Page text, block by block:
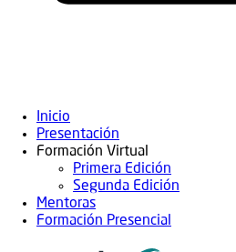
Inicio
Presentación
Formación Virtual
Primera Edición
Segunda Edición
Mentoras
Formación Presencial